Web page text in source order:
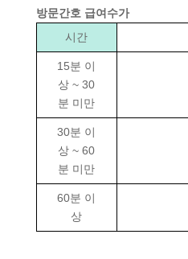
방문간호 급여수가
시간
15분 이
상 ~ 30
분 미만
30분 이
상 ~ 60
분 미만
60분 이
상